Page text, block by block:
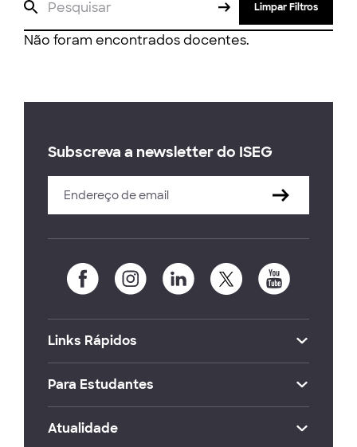
Limpar Filtros
Não foram encontrados docentes.
Subscreva a newsletter do ISEG
Links Rápidos
Para Estudantes
Atualidade